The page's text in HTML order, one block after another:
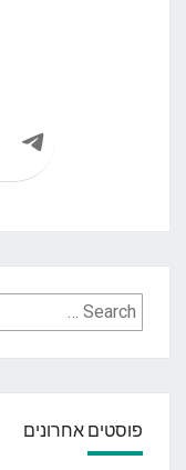
Search
for:
פוסטים אחרונים